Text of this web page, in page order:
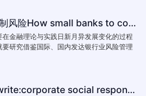
小型银行如何控制风险How small banks to control risk
金融理论与实践日新月异发展变化的过程
研究借鉴国际、国内发达银行业风险管理
essay how to write:corporate social responsibility practice